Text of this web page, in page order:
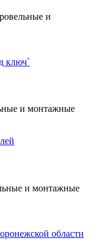
и
и монтажные
и монтажные